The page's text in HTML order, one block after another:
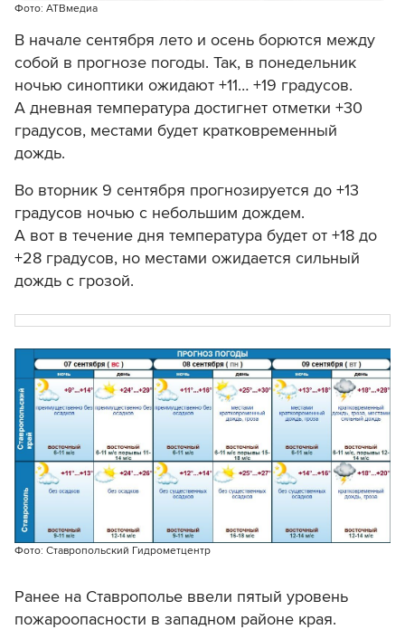
Фото: АТВмедиа
В начале сентября лето и осень борются между
собой в прогнозе погоды. Так, в понедельник
ночью синоптики ожидают +11… +19 градусов.
А дневная температура достигнет отметки +30
градусов, местами будет кратковременный
дождь.
Во вторник 9 сентября прогнозируется до +13
градусов ночью с небольшим дождем.
А вот в течение дня температура будет от +18 до
+28 градусов, но местами ожидается сильный
дождь с грозой.
Фото: Ставропольский Гидрометцентр
Ранее на Ставрополье ввели пятый уровень
пожароопасности в западном районе края.